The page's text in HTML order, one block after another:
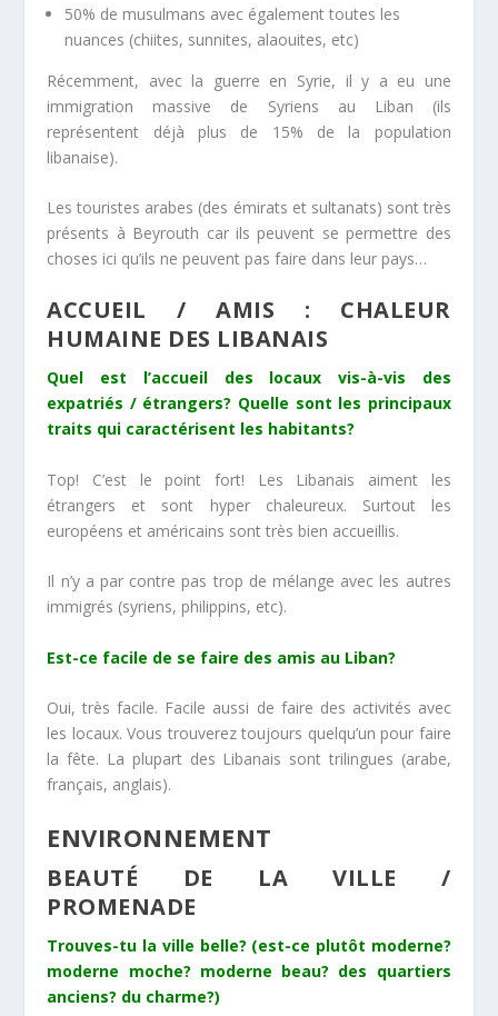
50% de musulmans avec également toutes les
nuances (chiites, sunnites, alaouites, etc)
Récemment, avec la guerre en Syrie, il y a eu une
immigration massive de Syriens au Liban (ils
représentent déjà plus de 15% de la population
libanaise).
Les touristes arabes (des émirats et sultanats) sont très
présents à Beyrouth car ils peuvent se permettre des
choses ici qu’ils ne peuvent pas faire dans leur pays…
ACCUEIL / AMIS : CHALEUR
HUMAINE DES LIBANAIS
Quel est l’accueil des locaux vis-à-vis des
expatriés / étrangers? Quelle sont les principaux
traits qui caractérisent les habitants?
Top! C’est le point fort! Les Libanais aiment les
étrangers et sont hyper chaleureux. Surtout les
européens et américains sont très bien accueillis.
Il n’y a par contre pas trop de mélange avec les autres
immigrés (syriens, philippins, etc).
Est-ce facile de se faire des amis au Liban?
Oui, très facile. Facile aussi de faire des activités avec
les locaux. Vous trouverez toujours quelqu’un pour faire
la fête. La plupart des Libanais sont trilingues (arabe,
français, anglais).
ENVIRONNEMENT
BEAUTÉ DE LA VILLE /
PROMENADE
Trouves-tu la ville belle? (est-ce plutôt moderne?
moderne moche? moderne beau? des quartiers
anciens? du charme?)